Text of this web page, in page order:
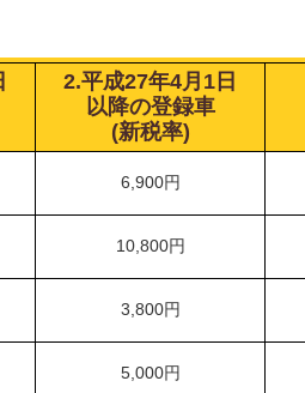
2.平成27年4月1日
以降の登録車
(新税率)
6,900円
10,800円
3,800円
5,000円